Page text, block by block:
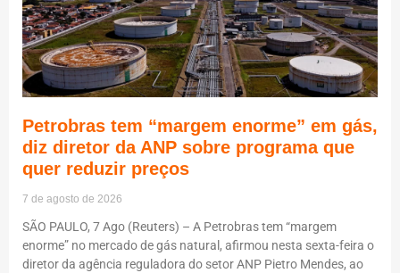
Petrobras tem “margem enorme” em gás,
diz diretor da ANP sobre programa que
quer reduzir preços
7 de agosto de 2026
SÃO PAULO, 7 Ago (Reuters) – A Petrobras tem “margem
enorme” no mercado de gás natural, afirmou nesta sexta-feira o
diretor da agência reguladora do setor ANP Pietro Mendes, ao